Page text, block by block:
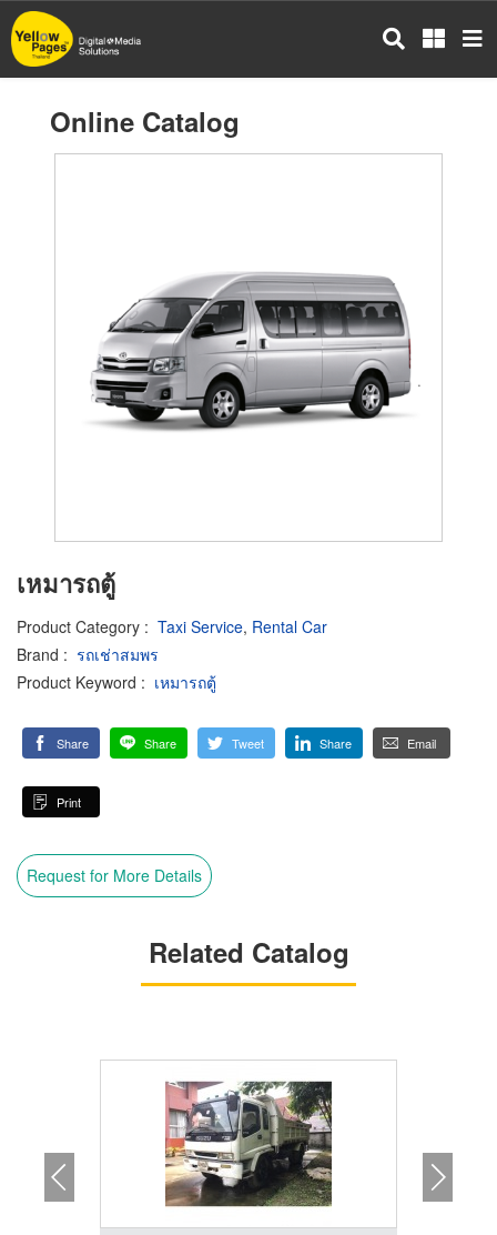
Skip
to
main
Online Catalog
เหมารถตู้
Product Category : Taxi Service, Rental Car
Brand : รถเช่าสมพร
Product Keyword : เหมารถตู้
Share Share Tweet Share Email
Print
Request for More Details
Related Catalog